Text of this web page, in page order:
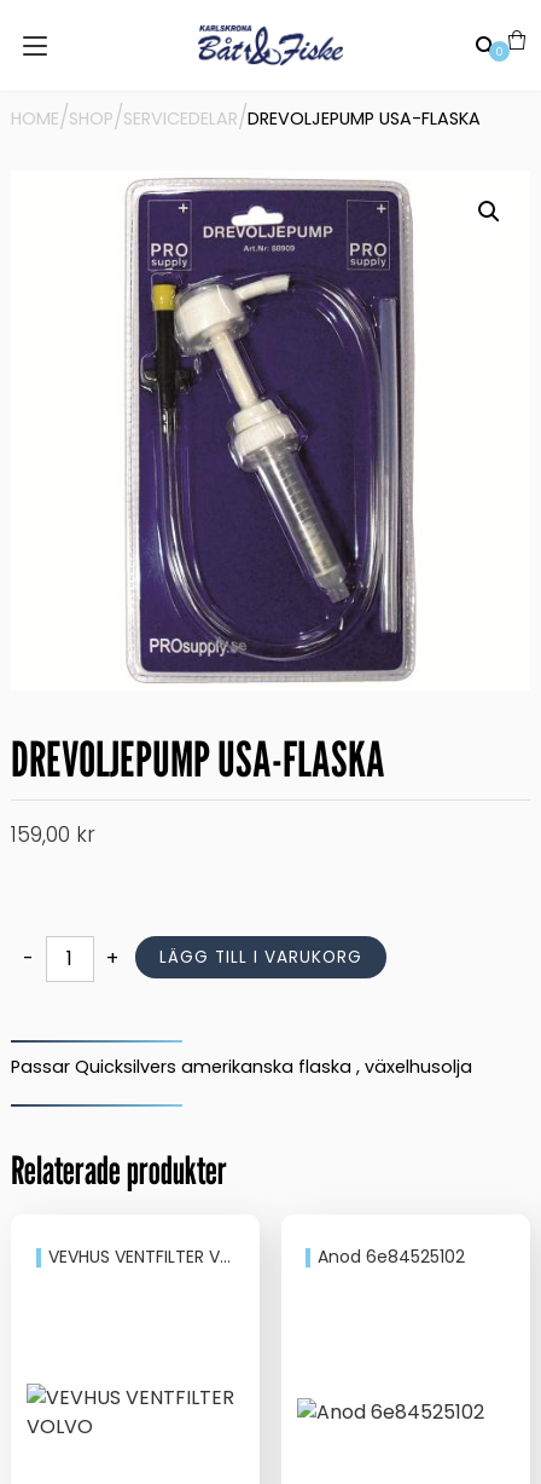
0
HOME/SHOP/SERVICEDELAR/DREVOLJEPUMP USA-FLASKA
DREVOLJEPUMP USA-FLASKA
159,00 kr
-
DREVOLJEPUMP
USA-
mängd
+ LÄGG TILL I VARUKORG
Passar Quicksilvers amerikanska flaska , växelhusolja
Relaterade produkter
VEVHUS VENTFILTER VOLVO Anod 6e84525102